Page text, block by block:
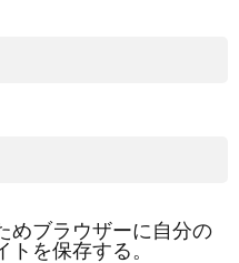
めブラウザーに自分の
を保存する。